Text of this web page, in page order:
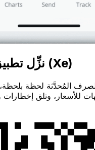
نزِّل تطبيق إكس إي (Xe)
المُحدَّثة لحظة بلحظة،